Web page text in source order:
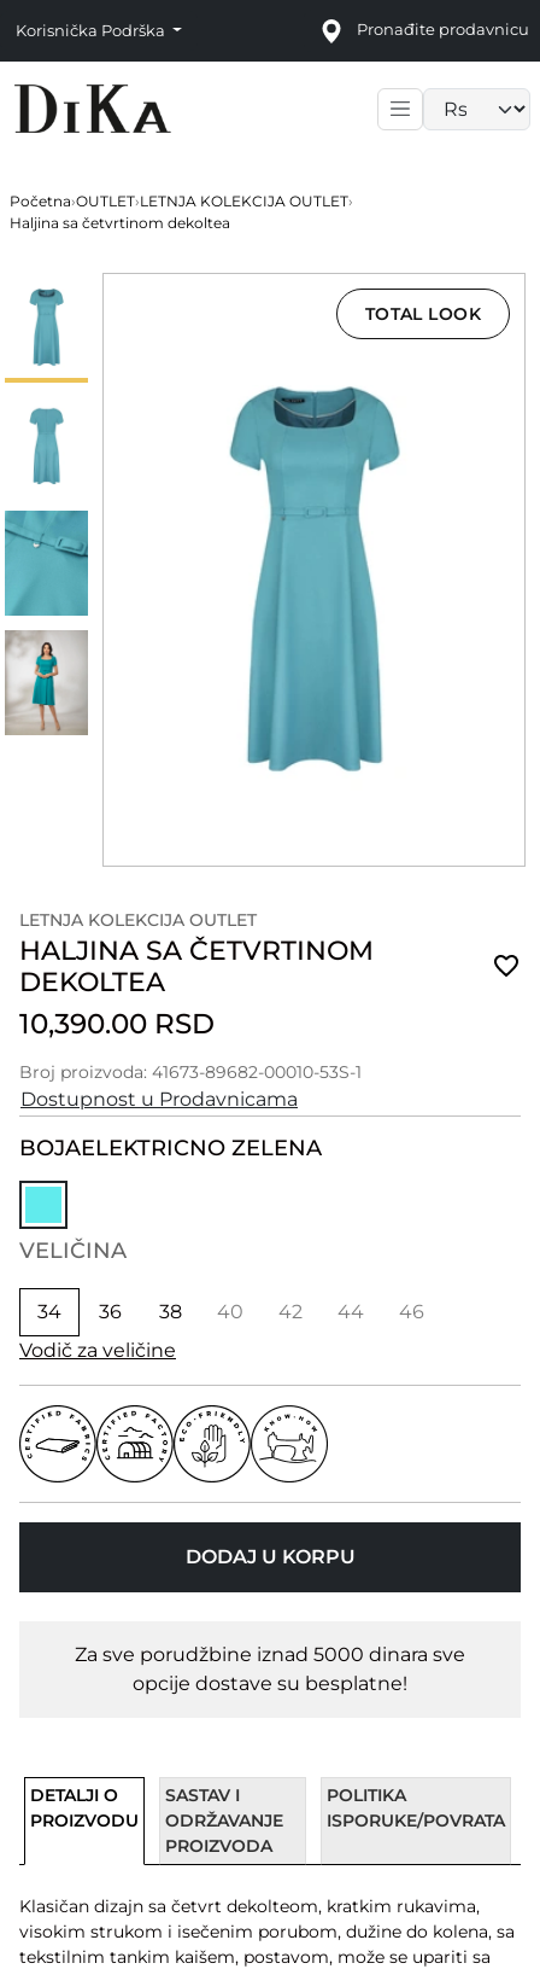
Korisnička Podrška Pronađite prodavnicu
Početna›OUTLET›LETNJA KOLEKCIJA OUTLET›
Haljina sa četvrtinom dekoltea
TOTAL LOOK
LETNJA KOLEKCIJA OUTLET
HALJINA SA ČETVRTINOM
DEKOLTEA
10,390.00 RSD
Broj proizvoda: 41673-89682-00010-53S-1
Dostupnost u Prodavnicama
BOJAELEKTRICNO ZELENA
VELIČINA
34 36 38 40 42 44
46
Vodič za veličine
DODAJ U KORPU
Za sve porudžbine iznad 5000 dinara sve
opcije dostave su besplatne!
DETALJI O
PROIZVODU
SASTAV I
ODRŽAVANJE
PROIZVODA
POLITIKA
ISPORUKE/POVRATA
Klasičan dizajn sa četvrt dekolteom, kratkim rukavima,
visokim strukom i isečenim porubom, dužine do kolena, sa
tekstilnim tankim kaišem, postavom, može se upariti sa